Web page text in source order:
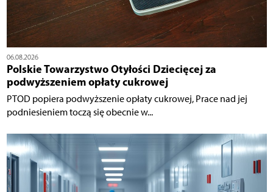
06.08.2026
Polskie Towarzystwo Otyłości Dziecięcej za
podwyższeniem opłaty cukrowej
PTOD popiera podwyższenie opłaty cukrowej, Prace nad jej
podniesieniem toczą się obecnie w...